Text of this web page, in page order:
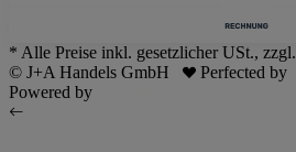
* Alle Preise inkl. gesetzlicher USt., zzgl.
© J+A Handels GmbH
Perfected by
Powered by